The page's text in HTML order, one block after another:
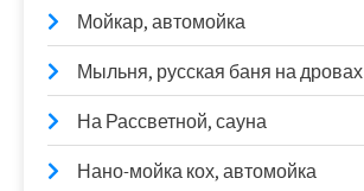
Мойкар, автомойка
Мыльня, русская баня на дровах
На Рассветной, сауна
Нано-мойка кох, автомойка